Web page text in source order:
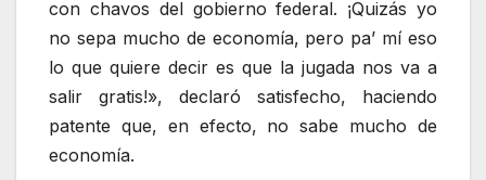
con chavos del gobierno federal. ¡Quizás yo
no sepa mucho de economía, pero pa’ mí eso
lo que quiere decir es que la jugada nos va a
salir gratis!», declaró satisfecho, haciendo
patente que, en efecto, no sabe mucho de
economía.